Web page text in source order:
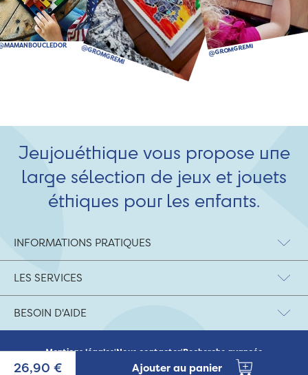
26,90 € Ajouter au panier
Jeujouéthique vous propose une
large sélection de jeux et jouets
éthiques pour les enfants.
INFORMATIONS PRATIQUES
LES SERVICES
BESOIN D'AIDE
Mentions légales|Nous contacter|Recherche avancée
© 2026 Jeujouethique.com - création UX/UI :
Agence Hypersthène